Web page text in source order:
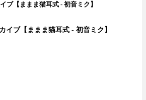
ブ【ままま猫耳式 - 初音ミク】
イブ【ままま猫耳式 - 初音ミク】